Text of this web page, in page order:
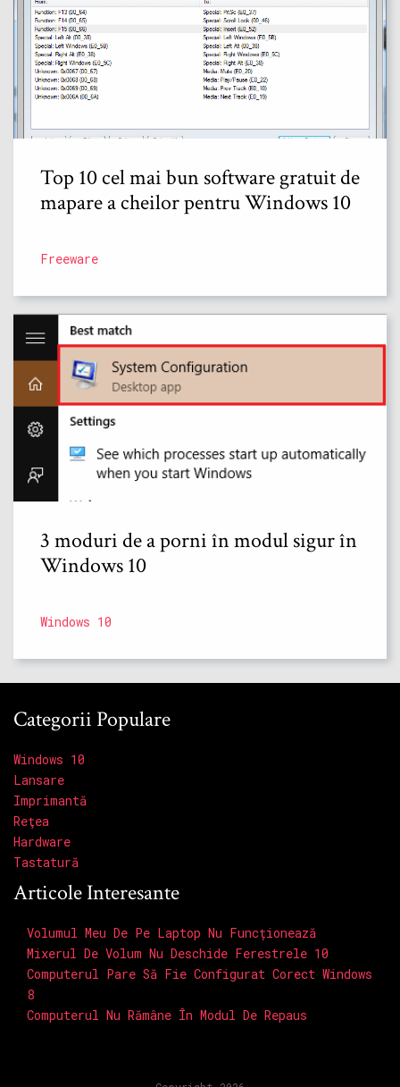
Top 10 cel mai bun software gratuit de
mapare a cheilor pentru Windows 10
Freeware
3 moduri de a porni în modul sigur în
Windows 10
Windows 10
Categorii Populare
Windows 10
Lansare
Imprimantă
Reţea
Hardware
Tastatură
Articole Interesante
Volumul Meu De Pe Laptop Nu Funcționează
Mixerul De Volum Nu Deschide Ferestrele 10
Computerul Pare Să Fie Configurat Corect Windows
8
Computerul Nu Rămâne În Modul De Repaus